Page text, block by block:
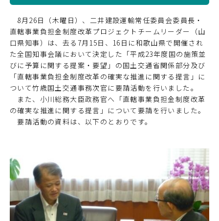
8月26日（木曜日）、二井建設運輸常任委員会委員長・
直轄事業負担金制度改革プロジェクトチームリーダー（山
口県知事）は、去る7月15日、16日に和歌山県で開催され
た全国知事会議において決定した「平成23年度国の施策並
びに予算に関する提案・要望」の国土交通省関係部分及び
「直轄事業負担金制度改革の確実な推進に関する提言」に
ついて竹歳国土交通事務次官に要請活動を行いました。
また、小川総務大臣政務官へ「直轄事業負担金制度改革
の確実な推進に関する提言」について要請を行いました。
要請活動の資料は、以下のとおりです。